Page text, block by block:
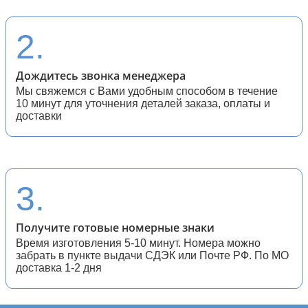
2.
Дождитесь звонка менеджера
Мы свяжемся с Вами удобным способом в течение
10 минут для уточнения деталей заказа, оплаты и
доставки
3.
Получите готовые номерные знаки
Время изготовления 5-10 минут. Номера можно
забрать в пункте выдачи СДЭК или Почте РФ. По МО
доставка 1-2 дня